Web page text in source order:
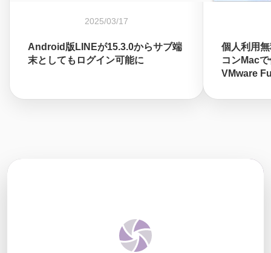
2025/03/17
Android版LINEが15.3.0からサブ端
末としてもログイン可能に
個人利用
コンMac
VMware